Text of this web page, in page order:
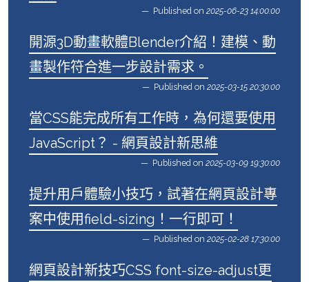
Published on 2025-06-23 14:00:00
開源3D動畫軟體Blender介紹！建模、動
畫製作符合進一步設計需求。
Published on 2025-03-15 20:30:00
當CSS能完成所有工作時，為何還要使用
JavaScript？ - 網頁設計新思維
Published on 2025-03-09 19:30:00
提升用戶體驗小技巧，試著在網頁設計專
案中使用field-sizing！一行即可！
Published on 2025-02-28 17:30:00
網頁設計新技巧CSS font-size-adjust更